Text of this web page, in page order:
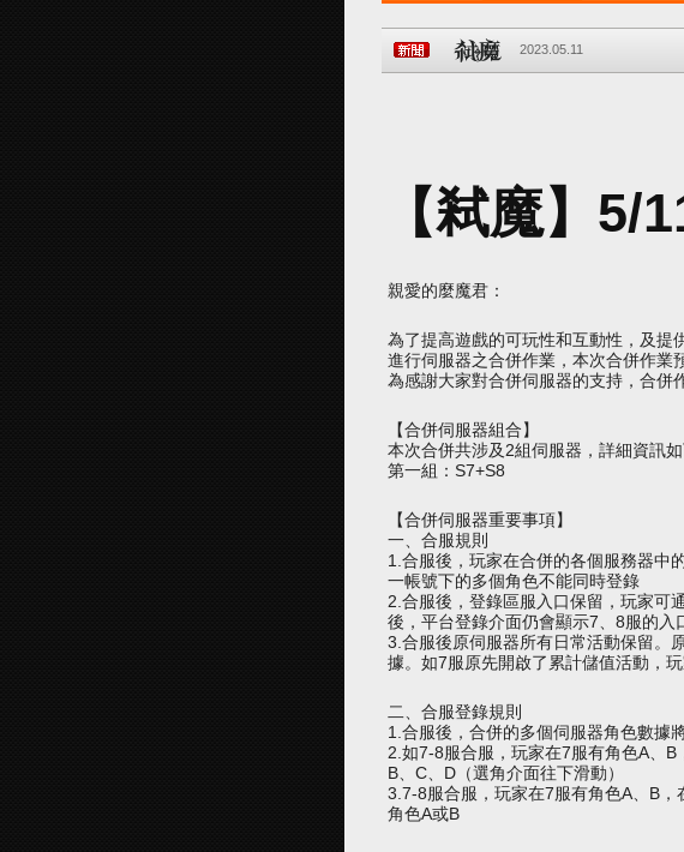
2023.05.11
【弒魔】5/
親愛的麼魔君：
為了提高遊戲的可玩性和互動性，及提
進行伺服器之合併作業，本次合併作業
為感謝大家對合併伺服器的支持，合併
【合併伺服器組合】
本次合併共涉及2組伺服器，詳細資訊如
第一組：S7+S8
【合併伺服器重要事項】
一、合服規則
1.合服後，玩家在合併的各個服務器中
一帳號下的多個角色不能同時登錄
2.合服後， 登錄區服入口保留，玩家可
後，平台登錄介面仍會顯示7、8服的
3.合服後原伺服器所有日常活動保留。
據。如7服原先開啟了累計儲值活動，
二、合服登錄規則
1.合服後，合併的多個伺服器角色數據
2.如7-8服合服，玩家在7服有角色A、B
B、 C、D（選角介面往下滑動）
3.7-8服合服，玩家在7服有角色A、B
角色A或B